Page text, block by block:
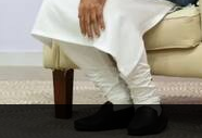
उनका आधिकारिक